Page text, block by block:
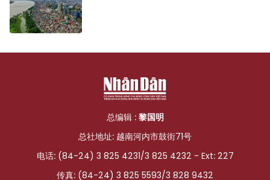
总编辑 : 黎国明
总社地址: 越南河内市鼓街71号
电话: (84-24) 3 825 4231/3 825 4232 - Ext: 227
传真: (84-24) 3 825 5593/3 828 9432